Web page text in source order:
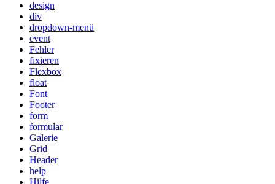
design
div
dropdown-menü
event
Fehler
fixieren
Flexbox
float
Font
Footer
form
formular
Galerie
Grid
Header
help
Hilfe